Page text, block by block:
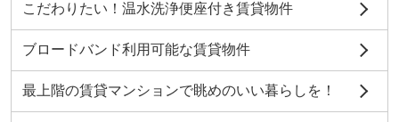
こだわりたい！温水洗浄便座付き賃貸物件
ブロードバンド利用可能な賃貸物件
最上階の賃貸マンションで眺めのいい暮らしを！